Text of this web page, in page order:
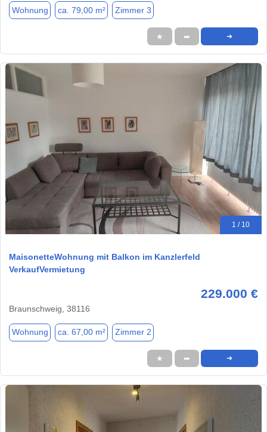
Wohnung ca. 79,00 m² Zimmer 3
★ ➦ ➜
1 / 10
MaisonetteWohnung mit Balkon im Kanzlerfeld
VerkaufVermietung
229.000 €
Braunschweig, 38116
Wohnung ca. 67,00 m² Zimmer 2
★ ➦ ➜